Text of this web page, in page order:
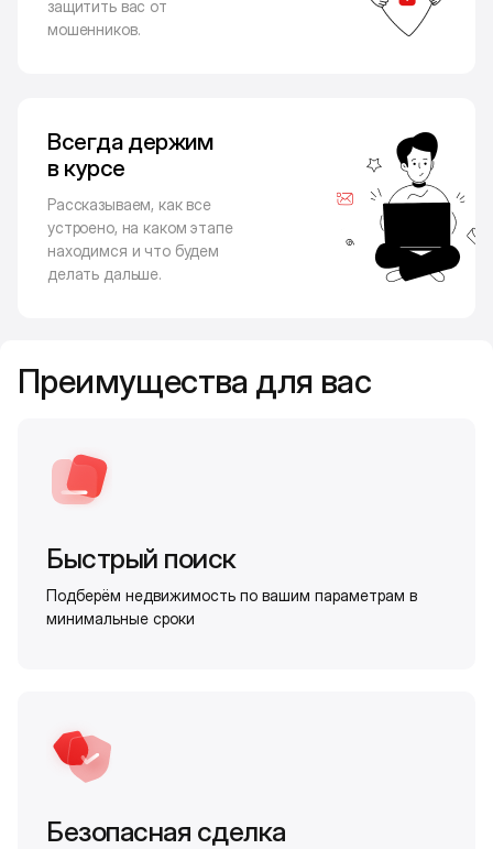
защитить вас от
мошенников.
Всегда держим
в курсе
Рассказываем, как все
устроено, на каком этапе
находимся и что будем
делать дальше.
Преимущества для вас
Быстрый поиск
Подберём недвижимость по вашим параметрам в
минимальные сроки
Безопасная сделка